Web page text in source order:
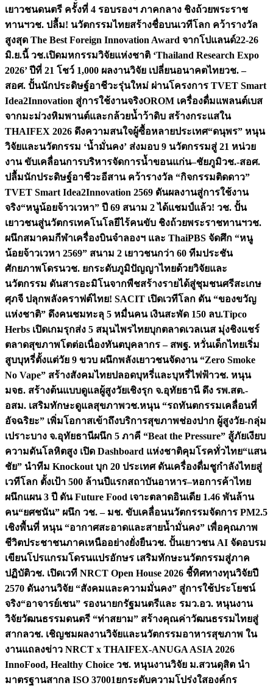
เยาวชนดนตรี ครั้งที่ 4 รอบรองฯ ภาคกลาง ชิงถ้วยพระราช
ทานฯวช. ปลื้ม! นวัตกรรมไทยสร้างชื่อบนเวทีโลก คว้ารางวัล
สูงสุด The Best Foreign Innovation Award จากโปแลนด์22-26
มิ.ย.นี้ วช.เปิดมหกรรมวิจัยแห่งชาติ ‘Thailand Research Expo
2026’ ปีที่ 21 โชว์ 1,000 ผลงานวิจัย เปลี่ยนอนาคตไทยวช. –
สอศ. ปั้นนักประดิษฐ์อาชีวะรุ่นใหม่ ผ่านโครงการ TVET Smart
Idea2Innovation สู่การใช้งานจริงOROM เครื่องดื่มแพลนต์เบส
จากมะม่วงหิมพานต์และกล้วยน้ำว้าดิบ สร้างกระแสใน
THAIFEX 2026 ดึงความสนใจผู้ซื้อหลายประเทศ“ดนุพร” หนุน
วิจัยและนวัตกรรม ‘น้ำมั่นคง’ ส่งมอบ 9 นวัตกรรมสู่ 21 หน่วย
งาน ขับเคลื่อนการบริหารจัดการน้ำขอนแก่น–ชัยภูมิวช.-สอศ.
ปลื้มนักประดิษฐ์อาชีวะอีสาน คว้ารางวัล “กิจกรรมติดดาว”
TVET Smart Idea2Innovation 2569 ดันผลงานสู่การใช้งาน
จริง“หนูน้อยจ้าวเวหา” ปี 69 สนาม 2 ได้แชมป์แล้ว! วช. ปั้น
เยาวชนสู่นวัตกรเทคโนโลยีไร้คนขับ ชิงถ้วยพระราชทานฯวช.
ผนึกสมาคมกีฬาเครื่องบินจำลองฯ และ ThaiPBS จัดศึก “หนู
น้อยจ้าวเวหา 2569” สนาม 2 เยาวชนกว่า 60 ทีมประชัน
ศักยภาพโดรนวช. ยกระดับภูมิปัญญาไทยด้วยวิจัยและ
นวัตกรรม ดันสารอะมิโนจากพืชสร้างรายได้สู่ชุมชนศรีสะเกษ
ศุภจี ปลุกพลังคราฟต์ไทย! SACIT เปิดเวทีโลก ดัน “ของขวัญ
แห่งชาติ” ดึงคนชมทะลุ 5 หมื่นคน เงินสะพัด 150 ลบ.Tipco
Herbs เปิดเกมรุกส่ง 5 สมุนไพรไทยบุกตลาดเวลเนส มุ่งชิงแชร์
ตลาดสุขภาพโตต่อเนื่องทันตบุคลากร – สพฐ. หวั่นเด็กไทยเริ่ม
สูบบุหรี่ตั้งแต่วัย 9 ขวบ ผนึกพลังเยาวชนจัดงาน “Zero Smoke
No Vape” สร้างสังคมไทยปลอดบุหรี่และบุหรี่ไฟฟ้าวช. หนุน
มจธ. สร้างต้นแบบดูแลผู้สูงวัยเชิงรุก จ.อุทัยธานี ดึง รพ.สต.-
อสม. เสริมทักษะดูแลสุขภาพวช.หนุน “รถทันตกรรมเคลื่อนที่
อัจฉริยะ” เพิ่มโอกาสเข้าถึงบริการสุขภาพช่องปาก ผู้สูงวัย-กลุ่ม
เปราะบาง จ.อุทัยธานีผนึก 5 ภาคี “Beat the Pressure” สู้ภัยเงียบ
ความดันโลหิตสูง เปิด Dashboard แห่งชาติคุมโรคทั่วไทย“แสน
ชัย” นำทีม Knockout บุก 20 ประเทศ ดันเครื่องดื่มชูกำลังไทยสู่
เวทีโลก ตั้งเป้า 500 ล้านปีแรกสถาบันอาหาร–หอการค้าไทย
ผนึกแผน 3 ปี ดัน Future Food เจาะตลาดอินเดีย 1.46 พันล้าน
คน“ยศชนัน” ผนึก วช. – มช. ขับเคลื่อนนวัตกรรมจัดการ PM2.5
เชิงพื้นที่ หนุน “อากาศสะอาดและสายน้ำมั่นคง” เพื่อคุณภาพ
ชีวิตประชาชนภาคเหนืออย่างยั่งยืนวช. ปั้นเยาวชน AI จัดอบรม
เขียนโปรแกรมโดรนแปรอักษร เสริมทักษะนวัตกรรมสู่ภาค
ปฏิบัติวช. เปิดเวที NRCT Open House 2026 ชี้ทิศทางทุนวิจัยปี
2570 ดันงานวิจัย “สังคมและความมั่นคง” สู่การใช้ประโยชน์
จริง“อาจารย์เชน” รองนายกรัฐมนตรีและ รมว.อว. หนุนงาน
วิจัยวัฒนธรรมดนตรี “ท่าสยาม” สร้างคุณค่าวัฒนธรรมไทยสู่
สากลวช. เชิญชมผลงานวิจัยและนวัตกรรมอาหารสุขภาพ ใน
งานแถลงข่าว NRCT x THAIFEX-ANUGA ASIA 2026
InnoFood, Healthy Choice วช. หนุนงานวิจัย ม.สวนดุสิต นำ
มาตรฐานสากล ISO 37001ยกระดับความโปร่งใสองค์กร